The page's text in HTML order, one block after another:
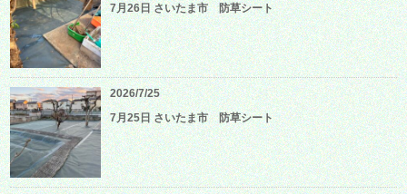
7月26日 さいたま市 防草シート
2026/7/25
7月25日 さいたま市 防草シート